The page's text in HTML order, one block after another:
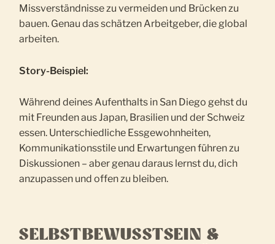
Missverständnisse zu vermeiden und Brücken zu
bauen. Genau das schätzen Arbeitgeber, die global
arbeiten.
Story-Beispiel:
Während deines Aufenthalts in San Diego gehst du
mit Freunden aus Japan, Brasilien und der Schweiz
essen. Unterschiedliche Essgewohnheiten,
Kommunikationsstile und Erwartungen führen zu
Diskussionen – aber genau daraus lernst du, dich
anzupassen und offen zu bleiben.
SELBSTBEWUSSTSEIN &